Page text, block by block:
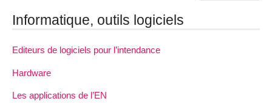
Informatique, outils logiciels
Editeurs de logiciels pour l’intendance
Hardware
Les applications de l’EN